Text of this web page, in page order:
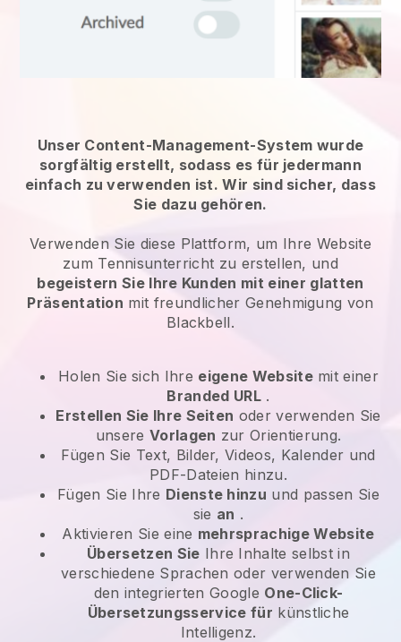
Unser Content-Management-System wurde
sorgfältig erstellt, sodass es für jedermann
einfach zu verwenden ist. Wir sind sicher, dass
Sie dazu gehören.
Verwenden Sie diese Plattform, um Ihre Website
zum Tennisunterricht zu erstellen, und
begeistern Sie Ihre Kunden mit einer glatten
Präsentation mit freundlicher Genehmigung von
Blackbell.
Holen Sie sich Ihre eigene Websitemit einer
Branded URL.
Erstellen Sie Ihre Seiten oder verwenden Sie
unsere Vorlagen zur Orientierung.
Fügen Sie Text, Bilder, Videos, Kalender und
PDF-Dateien hinzu.
Fügen Sie Ihre Dienste hinzu und passen Sie
sie an .
Aktivieren Sie eine mehrsprachige Website
Übersetzen Sie Ihre Inhalte selbst in
verschiedene Sprachen oder verwenden Sie
den integrierten Google One-Click-
Übersetzungsservice für künstliche
Intelligenz.